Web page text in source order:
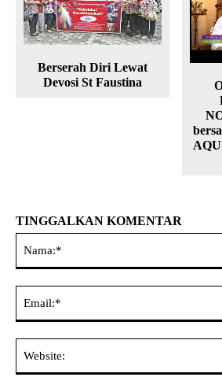
Berserah Diri Lewat
Devosi St Faustina
TINGGALKAN KOMENTAR